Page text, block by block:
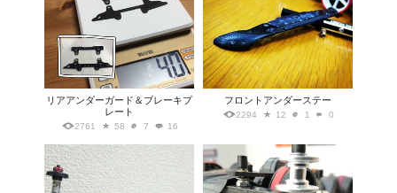
リアアンダーガード＆ブレーキプ
レート
2761 58 7 16
フロントアンダーステー
2294 12 1 0